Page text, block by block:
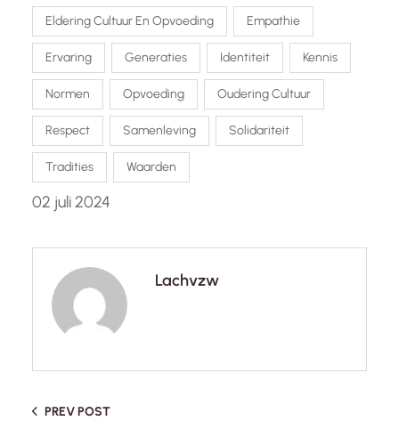
Eldering Cultuur En Opvoeding Empathie
Ervaring Generaties Identiteit Kennis
Normen Opvoeding Oudering Cultuur
Respect Samenleving Solidariteit
Tradities Waarden
02 juli 2024
Lachvzw
PREV POST